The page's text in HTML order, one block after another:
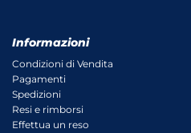
Informazioni
Condizioni di Vendita
Pagamenti
Spedizioni
Resi e rimborsi
Effettua un reso